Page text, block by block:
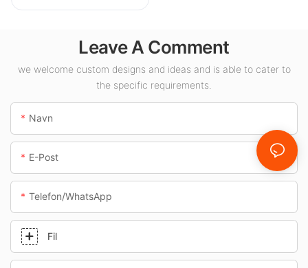
innendørsområder
bensinstasjoner og
underganger.
Leave A Comment
we welcome custom designs and ideas and is able to cater to
the specific requirements.
Navn
E-Post
Telefon/whatsApp
Fil